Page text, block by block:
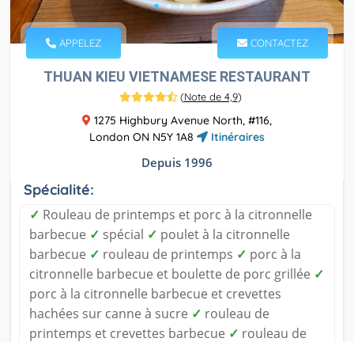
APPELEZ CONTACTEZ
THUAN KIEU VIETNAMESE RESTAURANT
(Note de 4,9)
1275 Highbury Avenue North, #116,
London ON N5Y 1A8
Itinéraires
Depuis 1996
Spécialité:
✓ Rouleau de printemps et porc à la citronnelle
barbecue ✓ spécial ✓ poulet à la citronnelle
barbecue ✓ rouleau de printemps ✓ porc à la
citronnelle barbecue et boulette de porc grillée ✓
porc à la citronnelle barbecue et crevettes
hachées sur canne à sucre ✓ rouleau de
printemps et crevettes barbecue ✓ rouleau de